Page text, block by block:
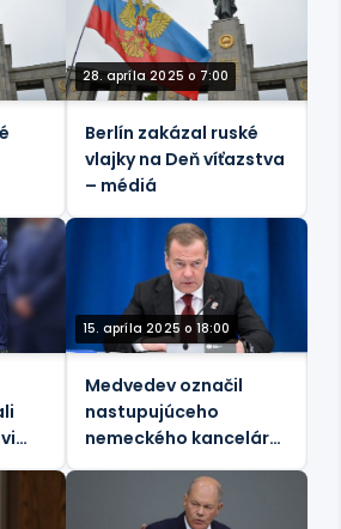
28. apríla 2025 o 7:00
Berlín zakázal ruské
vlajky na Deň víťazstva
– médiá
15. apríla 2025 o 18:00
Medvedev označil
nastupujúceho
nemeckého kancelára
za „nacistu“